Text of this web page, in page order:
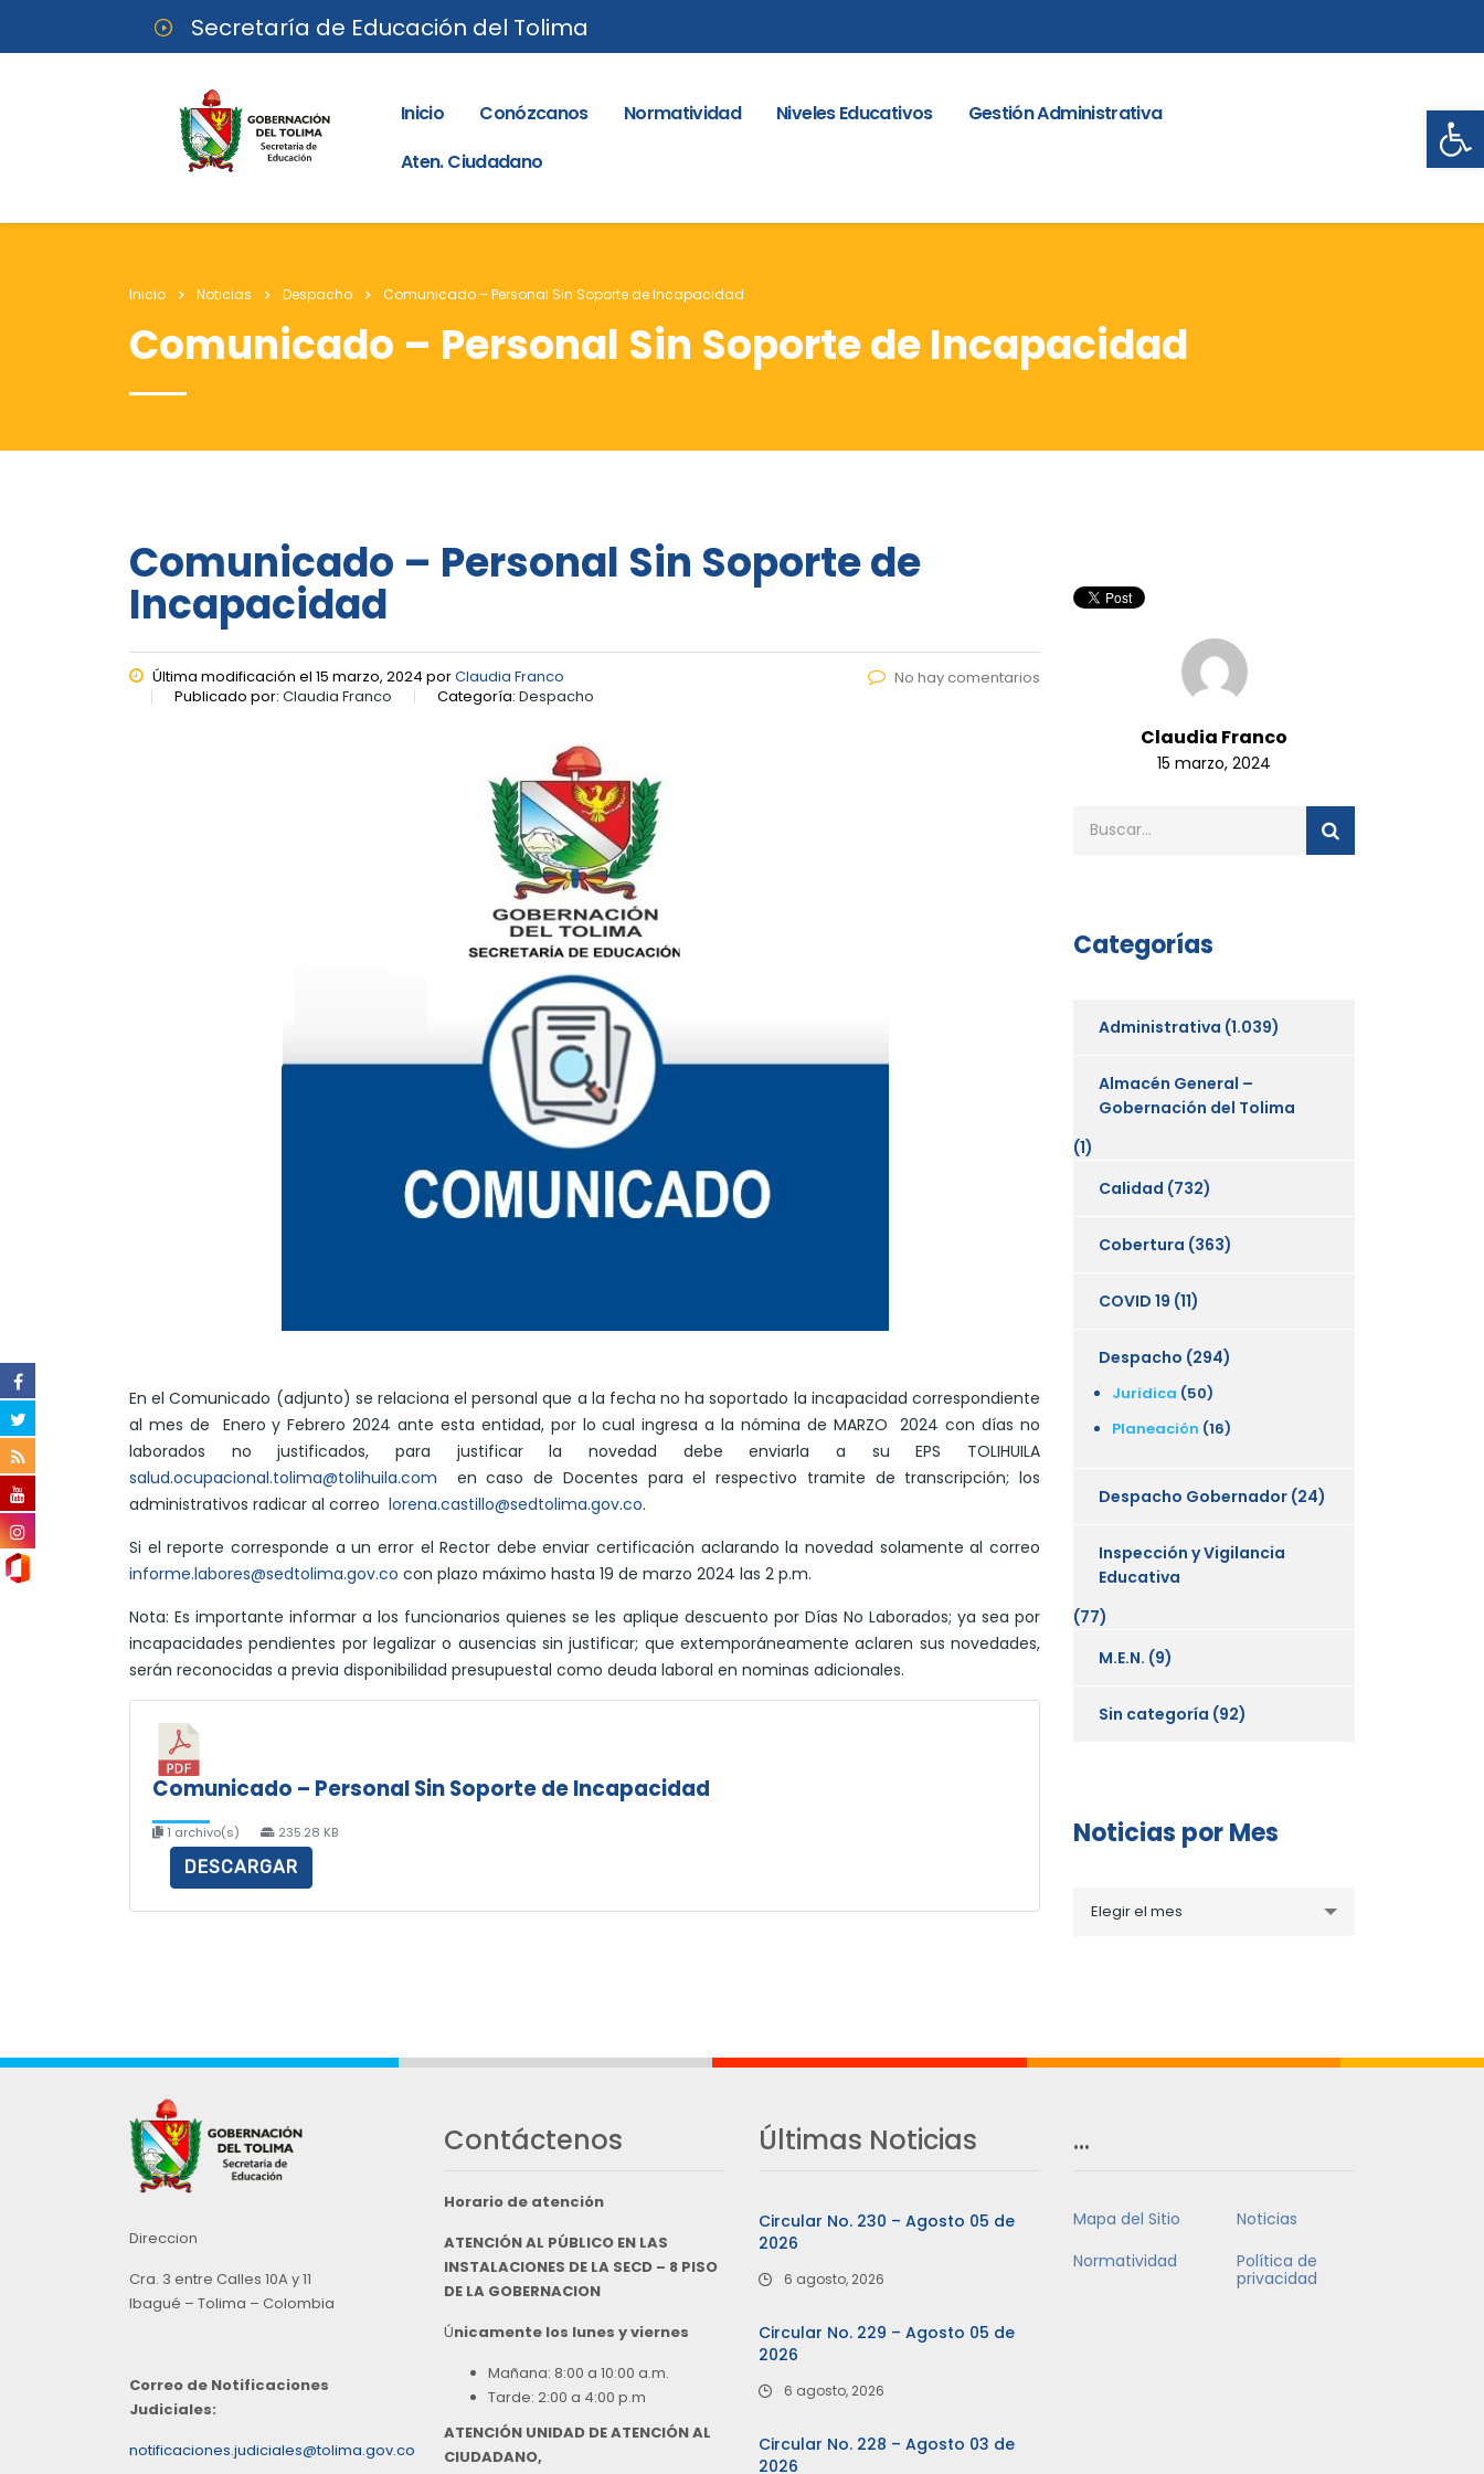
Secretaría de Educación del Tolima
Inicio Conózcanos Normatividad Niveles Educativos
Gestión Administrativa
Aten. Ciudadano
Inicio Noticias Despacho Comunicado – Personal Sin Soporte de Incapacidad
Comunicado – Personal Sin Soporte de Incapacidad
Comunicado – Personal Sin Soporte de
Incapacidad
Última modificación el 15 marzo, 2024 porClaudia Franco
Publicado por: Claudia Franco Categoría: Despacho
No hay comentarios
En el Comunicado (adjunto) se relaciona el personal que a la fecha no ha soportado la incapacidad correspondiente
al mes de Enero y Febrero 2024 ante esta entidad, por lo cual ingresa a la nómina de MARZO 2024 con días no
laborados no justificados, para justificar la novedad debe enviarla a su EPS TOLIHUILA
salud.ocupacional.tolima@tolihuila.com en caso de Docentes para el respectivo tramite de transcripción; los
administrativos radicar al correo lorena.castillo@sedtolima.gov.co.
Si el reporte corresponde a un error el Rector debe enviar certificación aclarando la novedad solamente al correo
informe.labores@sedtolima.gov.co con plazo máximo hasta 19 de marzo 2024 las 2 p.m.
Nota: Es importante informar a los funcionarios quienes se les aplique descuento por Días No Laborados; ya sea por
incapacidades pendientes por legalizar o ausencias sin justificar; que extemporáneamente aclaren sus novedades,
serán reconocidas a previa disponibilidad presupuestal como deuda laboral en nominas adicionales.
Comunicado – Personal Sin Soporte de Incapacidad
1 archivo(s) 235.28 KB
DESCARGAR
Claudia Franco
15 marzo, 2024
Categorías
Administrativa (1.039)
Almacén General –
Gobernación del Tolima
(1)
Calidad (732)
Cobertura (363)
COVID 19 (11)
Despacho (294)
Juridica (50)
Planeación (16)
Despacho Gobernador (24)
Inspección y Vigilancia
Educativa
(77)
M.E.N. (9)
Sin categoría (92)
Noticias por Mes
porElegir el mes
Direccion
Cra. 3 entre Calles 10A y 11
Ibagué – Tolima – Colombia
Correo de Notificaciones
Judiciales:
notificaciones.judiciales@tolima.gov.co
Contáctenos
Horario de atención
ATENCIÓN AL PÚBLICO EN LAS
INSTALACIONES DE LA SECD – 8 PISO
DE LA GOBERNACION
Únicamente los lunes y viernes
Mañana: 8:00 a 10:00 a.m.
Tarde: 2:00 a 4:00 p.m
ATENCIÓN UNIDAD DE ATENCIÓN AL
CIUDADANO,
Últimas Noticias
Circular No. 230 – Agosto 05 de
2026
6 agosto, 2026
Circular No. 229 – Agosto 05 de
2026
6 agosto, 2026
Circular No. 228 – Agosto 03 de
2026
…
Mapa del Sitio
Noticias
Normatividad
Política de
privacidad